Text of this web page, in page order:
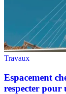
Travaux
Espacement
respecter pour